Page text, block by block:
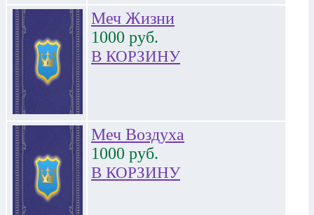
Меч Жизни
1000 руб.
В КОРЗИНУ
Меч Воздуха
1000 руб.
В КОРЗИНУ